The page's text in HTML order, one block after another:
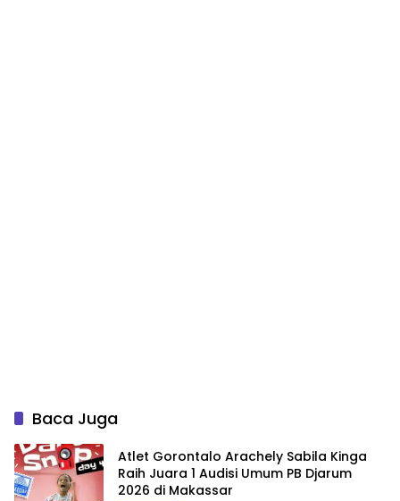
Baca Juga
Atlet Gorontalo Arachely Sabila Kinga
Raih Juara 1 Audisi Umum PB Djarum
2026 di Makassar